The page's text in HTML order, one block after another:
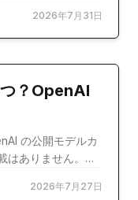
2026年7月31日
？OpenAI
の公開モデルカ
はありません。公
2026年7月27日